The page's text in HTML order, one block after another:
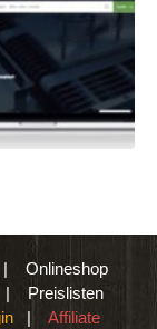
Onlineshop
Preislisten
| Affiliate